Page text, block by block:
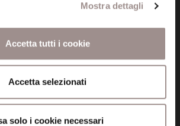
Mostra dettagli
Accetta tutti i cookie
Accetta selezionati
solo i cookie necessari